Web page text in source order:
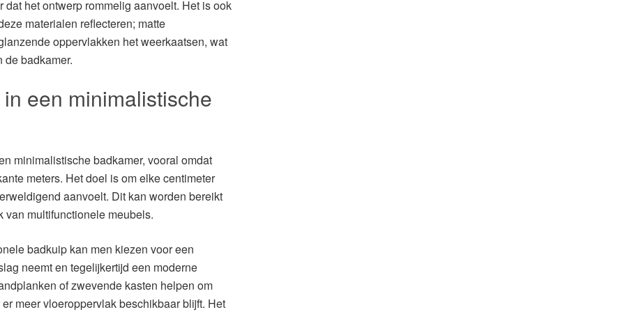
het ontwerp rommelig aanvoelt. Het is ook
materialen reflecteren; matte
oppervlakken het weerkaatsen, wat
de badkamer.
een minimalistische
minimalistische badkamer, vooral omdat
meters. Het doel is om elke centimeter
aanvoelt. Dit kan worden bereikt
multifunctionele meubels.
badkuip kan men kiezen voor een
neemt en tegelijkertijd een moderne
of zwevende kasten helpen om
meer vloeroppervlak beschikbaar blijft. Het